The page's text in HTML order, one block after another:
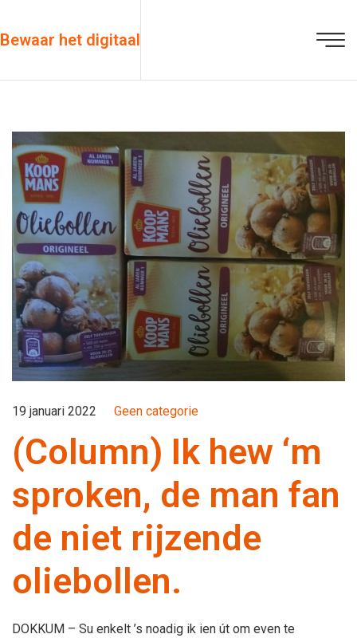
Bewaar het digitaal
19 januari 2022 Geen categorie
(Column) Ik hew ‘m
sproken, de man fan
de niet rijzende
oliebollen.
DOKKUM – Su enkelt ’s noadig ik ien út om even te